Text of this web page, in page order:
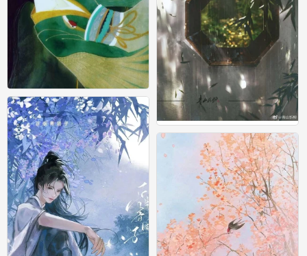
古风 插画 鹿荷 水彩 月上中天
1 浊酒一杯天过午·木香花湿雨沉沉
1